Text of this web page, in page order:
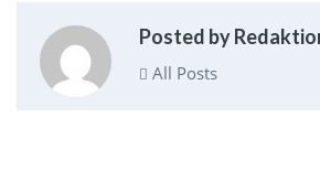
Posted by
All Posts